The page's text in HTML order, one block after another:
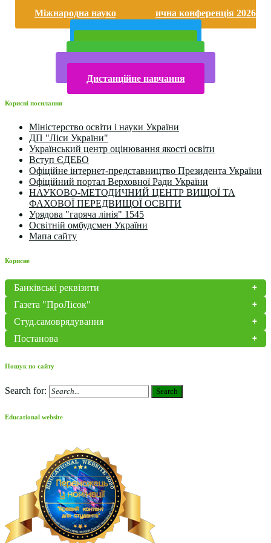
Міжнародна науково-практична конференція 2026
Дистанційне навчання
Корисні посилання
Міністерство освіти і науки України
ДП "Ліси України"
Український центр оцінювання якості освіти
Вступ ЄДЕБО
Офіційне інтернет-представництво Президента України
Офіційний портал Верховної Ради України
НАУКОВО-МЕТОДИЧНИЙ ЦЕНТР ВИЩОЇ ТА
ФАХОВОЇ ПЕРЕДВИЩОЇ ОСВІТИ
Урядова "гаряча лінія" 1545
Освітній омбудсмен України
Мапа сайту
Корисне
Банківські реквізити
Газета "ПроЛісок"
Студ.самоврядування
Постанова
Пошук по сайту
Search for: Search
Educational website